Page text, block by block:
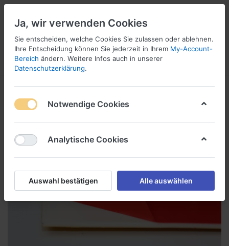
Menü Anmelden Wunschliste
1
Ja, wir verwenden Cookies
Sie entscheiden, welche Cookies Sie zulassen oder ablehnen.
Ihre Entscheidung können Sie jederzeit in Ihrem My-Account-
Bereich ändern. Weitere Infos auch in unserer
Datenschutzerklärung.
Notwendige Cookies
Analytische Cookies
Auswahl bestätigen Alle auswählen